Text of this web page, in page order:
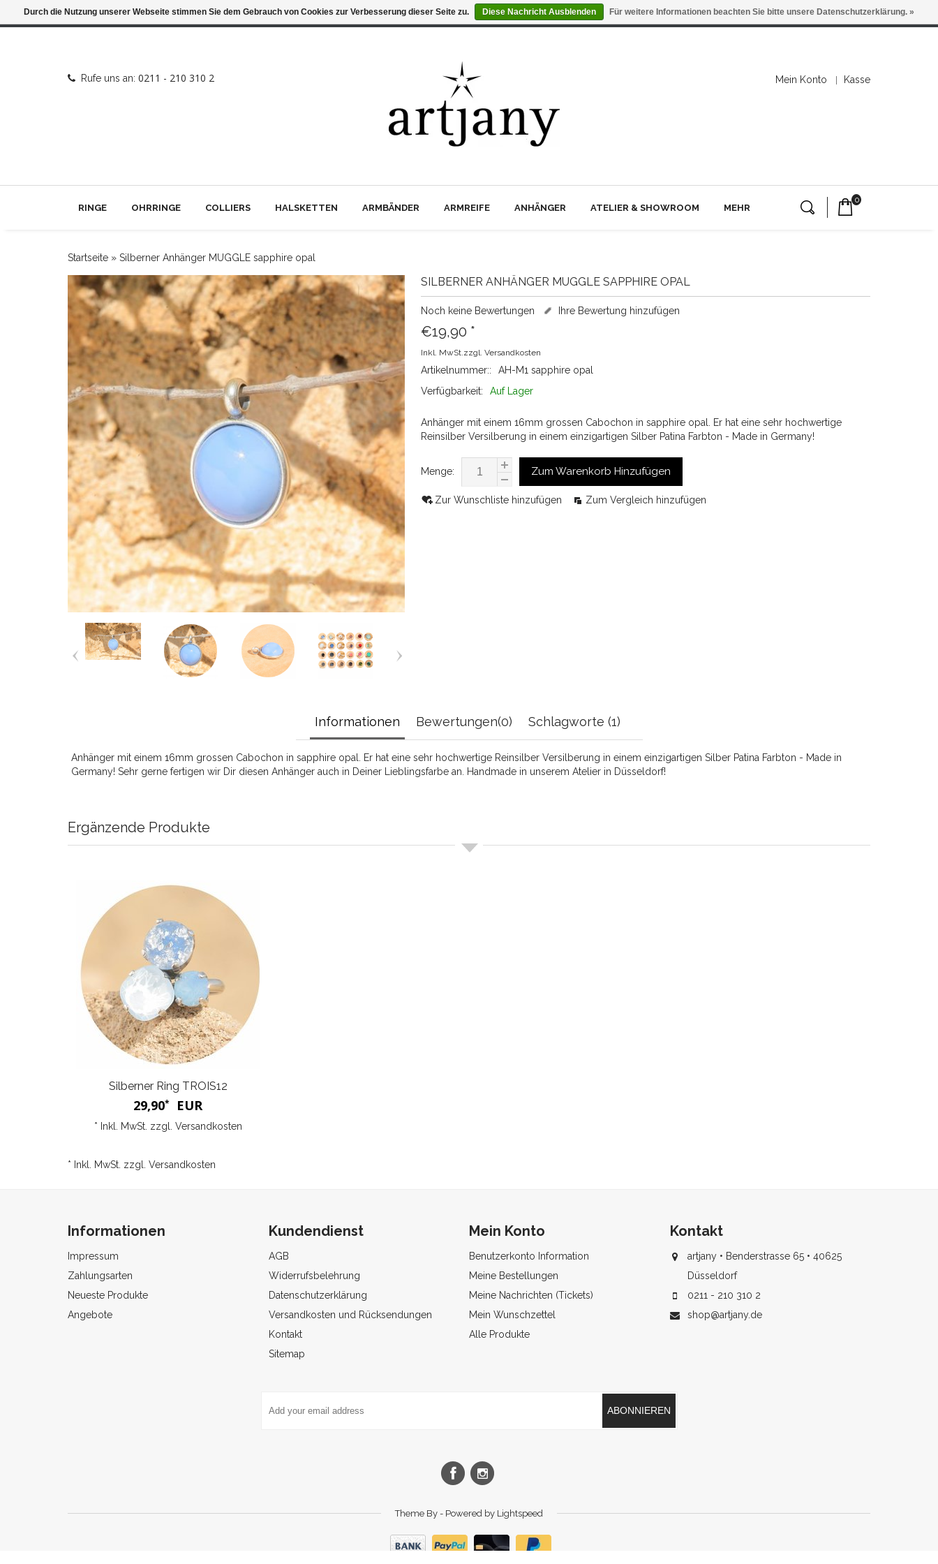
Rufe uns an: 0211 - 210 310 2 Mein Konto Kasse
RINGE OHRRINGE COLLIERS HALSKETTEN ARMBÄNDER ARMREIFE ANHÄNGER ATELIER & SHOWROOM MEHR
0
Startseite » Silberner Anhänger MUGGLE sapphire opal
SILBERNER ANHÄNGER MUGGLE SAPPHIRE OPAL
Noch keine Bewertungen Ihre Bewertung hinzufügen
€19,90 *
Inkl. MwSt.zzgl. Versandkosten
Artikelnummer::
AH-M1 sapphire opal
Verfügbarkeit:
Auf Lager
Anhänger mit einem 16mm grossen Cabochon in sapphire opal. Er hat eine sehr hochwertige
Reinsilber Versilberung in einem einzigartigen Silber Patina Farbton - Made in Germany!
Menge: Zum Warenkorb Hinzufügen
Zur Wunschliste hinzufügen Zum Vergleich hinzufügen
Informationen Bewertungen(0) Schlagworte (1)
Anhänger mit einem 16mm grossen Cabochon in sapphire opal. Er hat eine sehr hochwertige Reinsilber Versilberung in einem einzigartigen Silber Patina Farbton - Made in
Germany! Sehr gerne fertigen wir Dir diesen Anhänger auch in Deiner Lieblingsfarbe an. Handmade in unserem Atelier in Düsseldorf!
Ergänzende Produkte
Silberner Ring TROIS12
29,90* EUR
* Inkl. MwSt. zzgl. Versandkosten
* Inkl. MwSt. zzgl. Versandkosten
Informationen
Impressum
Zahlungsarten
Neueste Produkte
Angebote
Kundendienst
AGB
Widerrufsbelehrung
Datenschutzerklärung
Versandkosten und Rücksendungen
Kontakt
Sitemap
Mein Konto
Benutzerkonto Information
Meine Bestellungen
Meine Nachrichten (Tickets)
Mein Wunschzettel
Alle Produkte
Kontakt
artjany • Benderstrasse 65 • 40625
Düsseldorf
0211 - 210 310 2
shop@artjany.de
ABONNIEREN
Theme By - Powered by Lightspeed
Durch die Nutzung unserer Webseite stimmen Sie dem Gebrauch von Cookies zur Verbesserung dieser Seite zu. Diese Nachricht Ausblenden Für weitere Informationen beachten Sie bitte unsere Datenschutzerklärung. »